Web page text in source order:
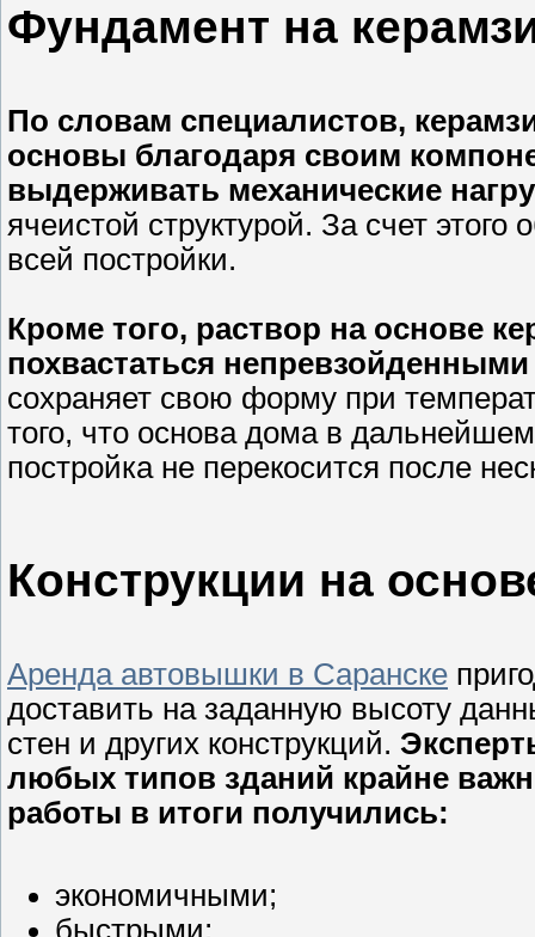
Фундамент на
По словам специалистов,
основы благодаря своим
выдерживать механические
ячеистой структурой. За счет
всей постройки.
Кроме того, раствор на основе
похвастаться
сохраняет свою форму при
того, что основа дома в
постройка не перекосится после
Конструкции на
Аренда автовышки в Саранске
доставить на заданную высоту
стен и других конструкций.
любых типов зданий крайне
работы в итоги получились:
экономичными;
быстрыми;